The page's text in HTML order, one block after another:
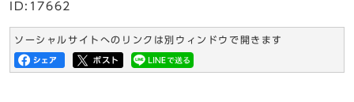
ID:17662
ソーシャルサイトへのリンクは別ウィンドウで開きます